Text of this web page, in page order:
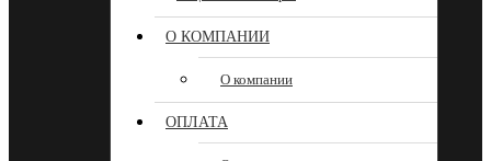
О КОМПАНИИ
О компании
ОПЛАТА